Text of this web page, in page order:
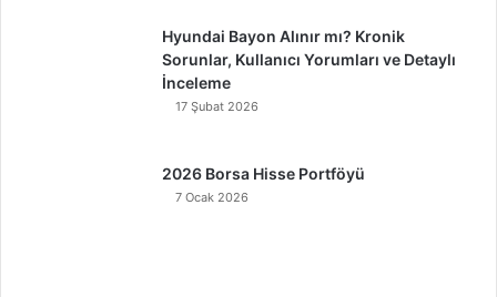
Hyundai Bayon Alınır mı? Kronik
Sorunlar, Kullanıcı Yorumları ve Detaylı
İnceleme
17 Şubat 2026
2026 Borsa Hisse Portföyü
7 Ocak 2026